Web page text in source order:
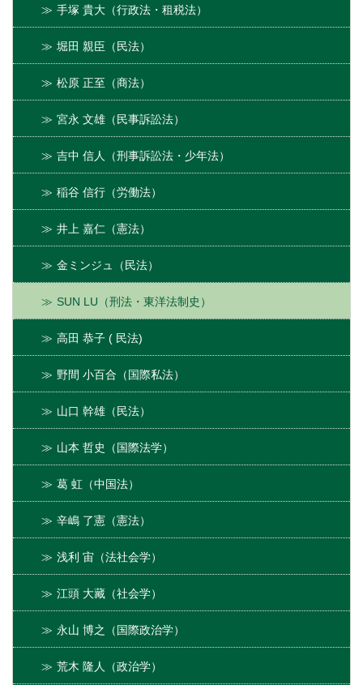
手塚 貴大（行政法・租税法）
堀田 親臣（民法）
松原 正至（商法）
宮永 文雄（民事訴訟法）
吉中 信人（刑事訴訟法・少年法）
稲谷 信行（労働法）
井上 嘉仁（憲法）
金ミンジュ（民法）
SUN LU（刑法・東洋法制史）
高田 恭子 ( 民法)
野間 小百合（国際私法）
山口 幹雄（民法）
山本 哲史（国際法学）
葛 虹（中国法）
辛嶋 了憲（憲法）
浅利 宙（法社会学）
江頭 大藏（社会学）
永山 博之（国際政治学）
荒木 隆人（政治学）